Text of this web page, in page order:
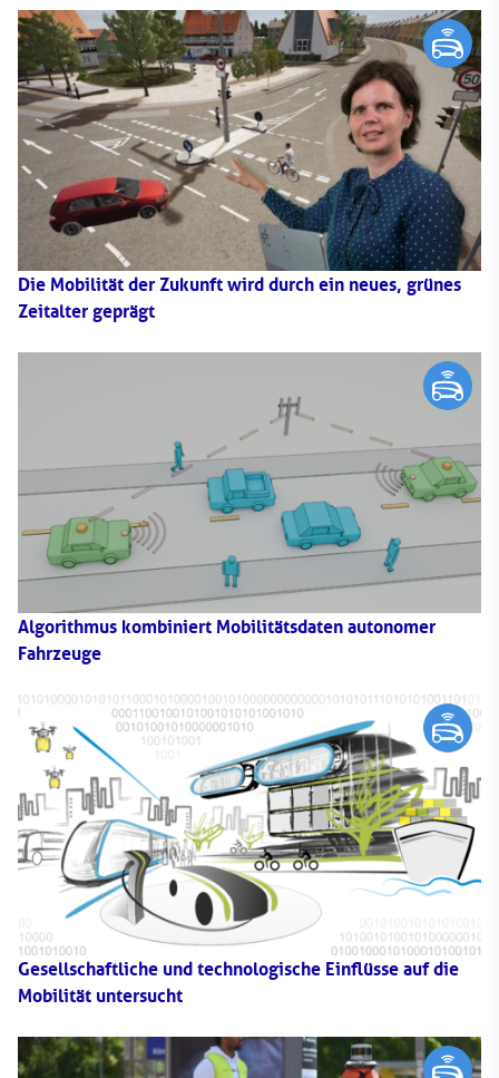
Die Mobilität der Zukunft wird durch ein neues, grünes
Zeitalter geprägt
Algorithmus kombiniert Mobilitätsdaten autonomer
Fahrzeuge
Gesellschaftliche und technologische Einflüsse auf die
Mobilität untersucht